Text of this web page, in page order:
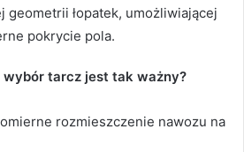
geometrii łopatek, umożliwiającej
pokrycie pola.
wybór tarcz jest tak ważny?
rozmieszczenie nawozu na